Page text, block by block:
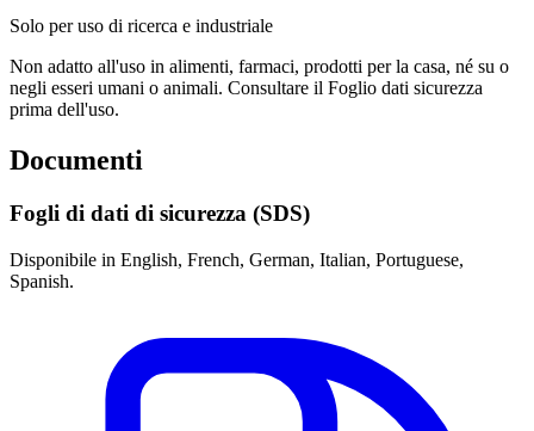
Solo per uso di ricerca e industriale
Non adatto all'uso in alimenti, farmaci, prodotti per la casa, né su o
negli esseri umani o animali. Consultare il Foglio dati sicurezza
prima dell'uso.
Documenti
Fogli di dati di sicurezza (SDS)
Disponibile in English, French, German, Italian, Portuguese,
Spanish.